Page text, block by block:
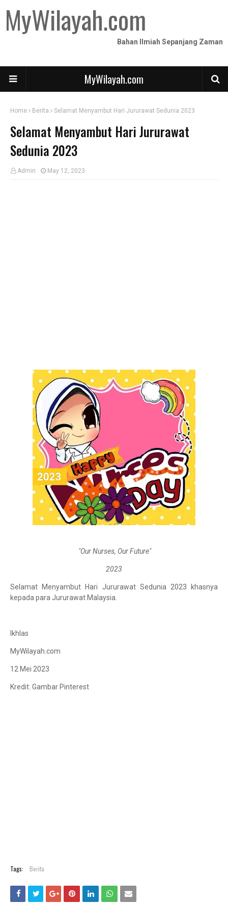
MyWilayah.com
Bahan Ilmiah Sepanjang Zaman
MyWilayah.com
Home Berita Selamat Menyambut Hari Jururawat Sedunia 2023
Selamat Menyambut Hari Jururawat
Sedunia 2023
Admin May 12, 2023
"Our Nurses, Our Future"
2023
Selamat Menyambut Hari Jururawat Sedunia 2023 khasnya
kepada para Jururawat Malaysia.
Ikhlas
MyWilayah.com
12 Mei 2023
Kredit: Gambar Pinterest
Tags: Berita